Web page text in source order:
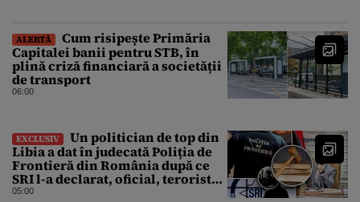
ALERTĂ
Cum risipește Primăria
Capitalei banii pentru STB, în
plină criză financiară a societății
de transport
06:00
EXCLUSIV
Un politician de top din
Libia a dat în judecată Poliția de
Frontieră din România după ce
SRI l-a declarat, oficial, terorist
ISIS
05:00